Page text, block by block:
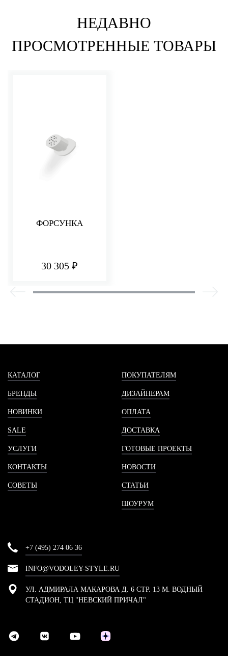
НЕДАВНО
ПРОСМОТРЕННЫЕ ТОВАРЫ
ФОРСУНКА
30 305 ₽
КАТАЛОГ
БРЕНДЫ
НОВИНКИ
SALE
УСЛУГИ
КОНТАКТЫ
СОВЕТЫ
ПОКУПАТЕЛЯМ
ДИЗАЙНЕРАМ
ОПЛАТА
ДОСТАВКА
ГОТОВЫЕ ПРОЕКТЫ
НОВОСТИ
СТАТЬИ
ШОУРУМ
+7 (495) 274 06 36
INFO@VODOLEY-STYLE.RU
УЛ. АДМИРАЛА МАКАРОВА Д. 6 СТР. 13 М. ВОДНЫЙ
СТАДИОН, ТЦ "НЕВСКИЙ ПРИЧАЛ"